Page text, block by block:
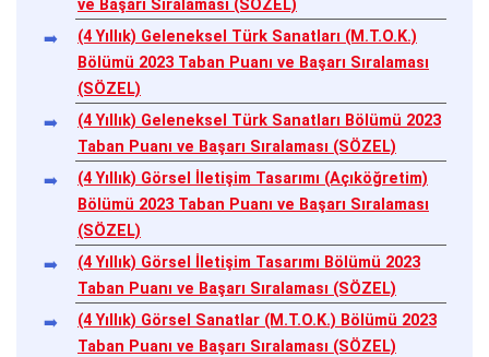
ve Başarı Sıralaması (SÖZEL)
(4 Yıllık) Geleneksel Türk Sanatları (M.T.O.K.)
Bölümü 2023 Taban Puanı ve Başarı Sıralaması
(SÖZEL)
(4 Yıllık) Geleneksel Türk Sanatları Bölümü 2023
Taban Puanı ve Başarı Sıralaması (SÖZEL)
(4 Yıllık) Görsel İletişim Tasarımı (Açıköğretim)
Bölümü 2023 Taban Puanı ve Başarı Sıralaması
(SÖZEL)
(4 Yıllık) Görsel İletişim Tasarımı Bölümü 2023
Taban Puanı ve Başarı Sıralaması (SÖZEL)
(4 Yıllık) Görsel Sanatlar (M.T.O.K.) Bölümü 2023
Taban Puanı ve Başarı Sıralaması (SÖZEL)